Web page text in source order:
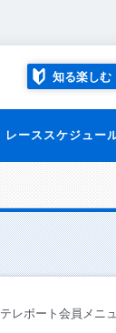
知る楽しむ
レーススケジュー
テレボート会員メニ